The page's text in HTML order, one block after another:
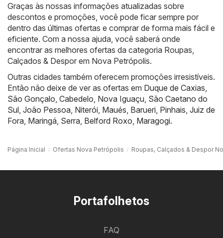
Graças às nossas informações atualizadas sobre
descontos e promoções, você pode ficar sempre por
dentro das últimas ofertas e comprar de forma mais fácil e
eficiente. Com a nossa ajuda, você saberá onde
encontrar as melhores ofertas da categoria Roupas,
Calçados & Despor em Nova Petrópolis.
Outras cidades também oferecem promoções irresistíveis.
Então não deixe de ver as ofertas em Duque de Caxias
São Gonçalo Cabedelo Nova Iguaçu São Caetano do
Sul João Pessoa Niterói Maués Barueri Pinhais Juiz de
Fora Maringá Serra Belford Roxo Maragogi.
Página Inicial Ofertas Nova Petrópolis Roupas, Calçados & Despor
Portafolhetos
FAQ